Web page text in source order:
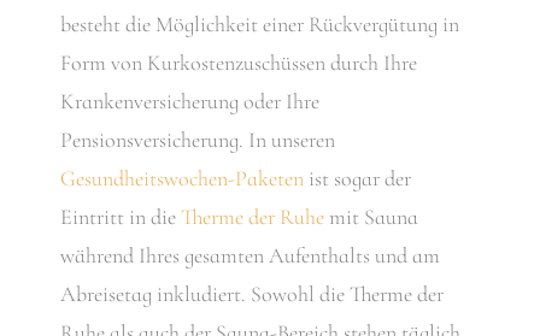
besteht die Möglichkeit einer Rückvergütung in
Form von Kurkostenzuschüssen durch Ihre
Krankenversicherung oder Ihre
Pensionsversicherung. In unseren
Gesundheitswochen-Paketen ist sogar der
Eintritt in dieTherme der Ruhemit Sauna
während Ihres gesamten Aufenthalts und am
Abreisetag inkludiert. Sowohl die Therme der